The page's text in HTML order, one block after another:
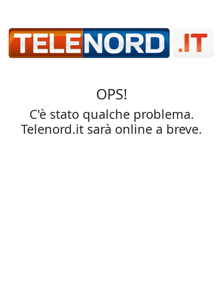
OPS!
C'è stato qualche problema.
Telenord.it sarà online a breve.